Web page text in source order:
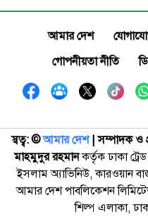
আমার দেশ
গোপনীয়তা নীতি
স্বত্ব: ©️আমার দেশ| সম্পাদক ও
মাহমুদুর রহমানকর্তৃক ঢাকা
ইসলাম অ্যাভিনিউ, কারওয়ান
আমার দেশ পাবলিকেশন
শিল্প এলাকা,